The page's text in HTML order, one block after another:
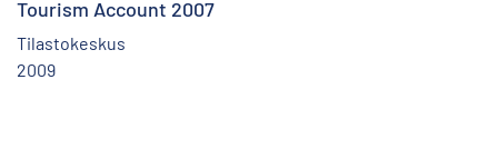
Tourism Account 2007
Tilastokeskus
2009